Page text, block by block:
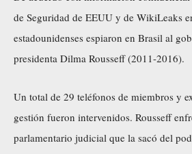
de Seguridad de EEUU y de WikiLeaks
estadounidenses espiaron en Brasil al
presidenta Dilma Rousseff (2011-2016).
Un total de 29 teléfonos de miembros y
gestión fueron intervenidos. Rousseff
parlamentario judicial que la sacó del